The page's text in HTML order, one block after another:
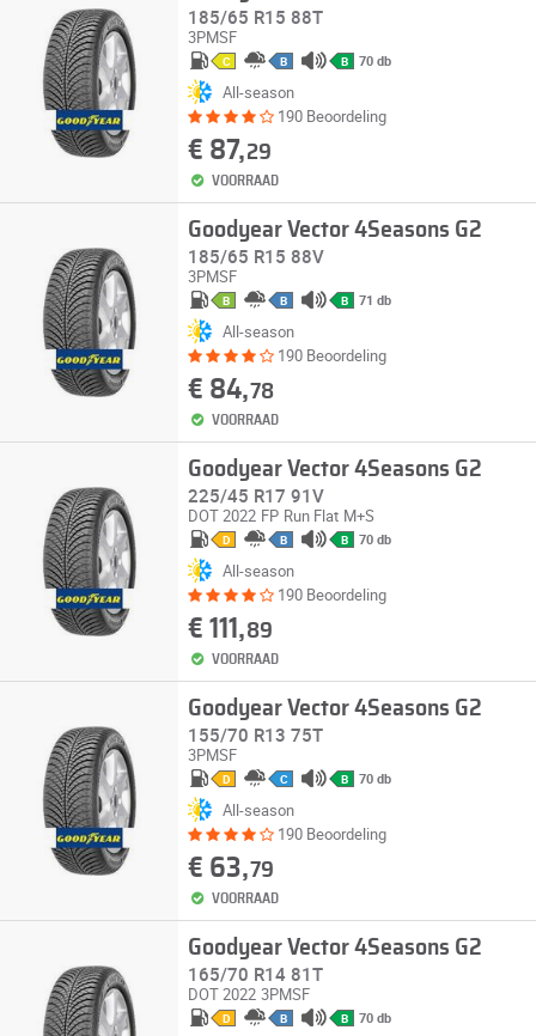
185/65 R15 88T
3PMSF
C B B 70 db
All-season
190 Beoordeling
€ 87,29
VOORRAAD
Goodyear Vector 4Seasons G2
185/65 R15 88V
3PMSF
B B B 71 db
All-season
190 Beoordeling
€ 84,78
VOORRAAD
Goodyear Vector 4Seasons G2
225/45 R17 91V
DOT 2022 FP Run Flat M+S
D B B 70 db
All-season
190 Beoordeling
€ 111,89
VOORRAAD
Goodyear Vector 4Seasons G2
155/70 R13 75T
3PMSF
D C B 70 db
All-season
190 Beoordeling
€ 63,79
VOORRAAD
Goodyear Vector 4Seasons G2
165/70 R14 81T
DOT 2022 3PMSF
D B B 70 db